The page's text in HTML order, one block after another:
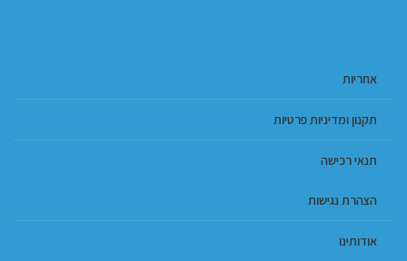
אחריות
תקנון ומדיניות פרטיות
תנאי רכישה
הצהרת נגישות
אודותינו